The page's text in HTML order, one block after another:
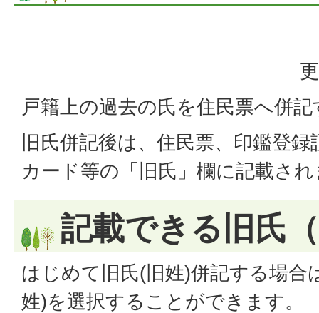
戸籍上の過去の氏を住民票へ併
旧氏併記後は、住民票、印鑑登
カード等の「旧氏」欄に記載さ
記載できる旧氏
はじめて旧氏(旧姓)併記する場合
姓)を選択することができます。